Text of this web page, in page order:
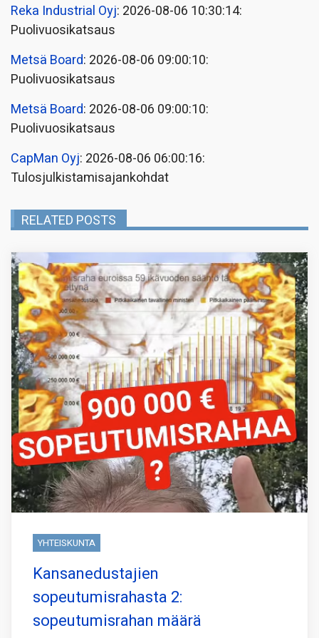
Reka Industrial Oyj: 2026-08-06 10:30:14:
Puolivuosikatsaus
Metsä Board: 2026-08-06 09:00:10:
Puolivuosikatsaus
Metsä Board: 2026-08-06 09:00:10:
Puolivuosikatsaus
CapMan Oyj: 2026-08-06 06:00:16:
Tulosjulkistamisajankohdat
RELATED POSTS
YHTEISKUNTA
Kansanedustajien
sopeutumisrahasta 2:
sopeutumisrahan määrä